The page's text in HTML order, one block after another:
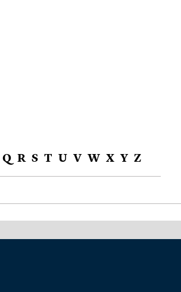
Q R S T U V W X Y Z